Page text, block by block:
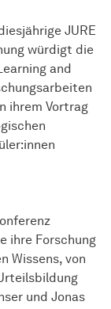
JURE
würdigt die
and
ihrem Vortrag
ihre Forschung
Wissens, von
und Jonas